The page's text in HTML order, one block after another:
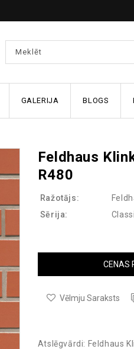
GALERIJA BLOGS
Feldhaus
R480
Ražotājs:
Sērija:
CENAS
Vēlmju Saraksts
Atslēgvārdi: Feldhaus